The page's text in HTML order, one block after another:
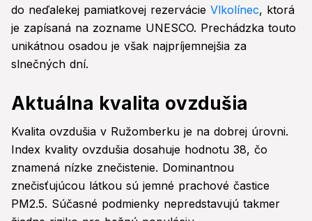
do neďalekej pamiatkovej rezervácie Vlkolínec, ktorá
je zapísaná na zozname UNESCO. Prechádzka touto
unikátnou osadou je však najpríjemnejšia za
slnečných dní.
Aktuálna kvalita ovzdušia
Kvalita ovzdušia v Ružomberku je na dobrej úrovni.
Index kvality ovzdušia dosahuje hodnotu 38, čo
znamená nízke znečistenie. Dominantnou
znečisťujúcou látkou sú jemné prachové častice
PM2.5. Súčasné podmienky nepredstavujú takmer